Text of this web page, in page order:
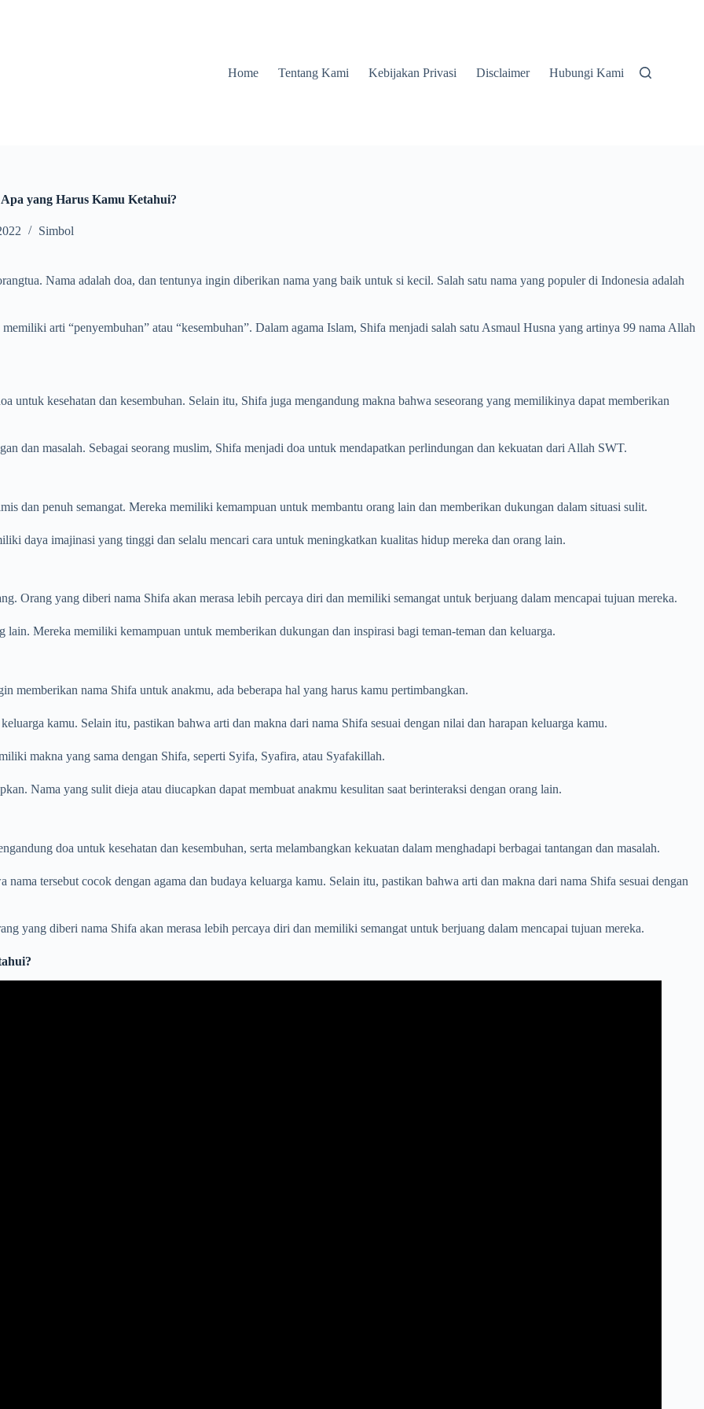
Home Tentang Kami Kebijakan Privasi Disclaimer Hubungi Kami
yang Harus Kamu Ketahui?
Simbol
Nama adalah doa, dan tentunya ingin diberikan nama yang baik untuk si kecil. Salah satu nama yang populer di Indonesia adalah
arti “penyembuhan” atau “kesembuhan”. Dalam agama Islam, Shifa menjadi salah satu Asmaul Husna yang artinya 99 nama Allah
kesehatan dan kesembuhan. Selain itu, Shifa juga mengandung makna bahwa seseorang yang memilikinya dapat memberikan
dan masalah. Sebagai seorang muslim, Shifa menjadi doa untuk mendapatkan perlindungan dan kekuatan dari Allah SWT.
dan penuh semangat. Mereka memiliki kemampuan untuk membantu orang lain dan memberikan dukungan dalam situasi sulit.
daya imajinasi yang tinggi dan selalu mencari cara untuk meningkatkan kualitas hidup mereka dan orang lain.
Orang yang diberi nama Shifa akan merasa lebih percaya diri dan memiliki semangat untuk berjuang dalam mencapai tujuan mereka.
lain. Mereka memiliki kemampuan untuk memberikan dukungan dan inspirasi bagi teman-teman dan keluarga.
memberikan nama Shifa untuk anakmu, ada beberapa hal yang harus kamu pertimbangkan.
kamu. Selain itu, pastikan bahwa arti dan makna dari nama Shifa sesuai dengan nilai dan harapan keluarga kamu.
makna yang sama dengan Shifa, seperti Syifa, Syafira, atau Syafakillah.
Nama yang sulit dieja atau diucapkan dapat membuat anakmu kesulitan saat berinteraksi dengan orang lain.
doa untuk kesehatan dan kesembuhan, serta melambangkan kekuatan dalam menghadapi berbagai tantangan dan masalah.
tersebut cocok dengan agama dan budaya keluarga kamu. Selain itu, pastikan bahwa arti dan makna dari nama Shifa sesuai dengan
yang diberi nama Shifa akan merasa lebih percaya diri dan memiliki semangat untuk berjuang dalam mencapai tujuan mereka.